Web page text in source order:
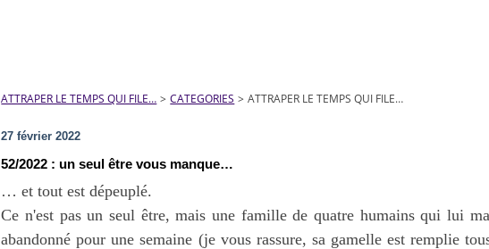
ATTRAPER LE TEMPS QUI FILE… > CATEGORIES > ATTRAPER LE TEMPS QUI FILE…
27 février 2022
52/2022 : un seul être vous manque…
… et tout est dépeuplé.
Ce n'est pas un seul être, mais une famille de quatre humains qui lui
abandonné pour une semaine (je vous rassure, sa gamelle est remplie